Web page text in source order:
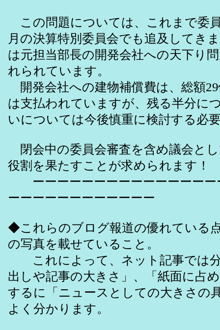
この問題については、これまで委
月の決算特別委員会でも追及してき
は元担当部長の開発会社への天下り
れられています。
開発会社への建物補償費は、総額
は支払われていますが、残る半分に
いについては今後慎重に検討する必
閉会中の委員会審査を含め議会と
役割を果たすことが求められます！
ーーーーーーーーーーーーーーー
ーーーーーーーーーーーー
◆これらのブログ報道の優れている
の写真を載せていること。
これによって、ネット記事では
出しや記事の大きさ」、「紙面に占
するに「ニュースとしての大きさの
よく分かります。